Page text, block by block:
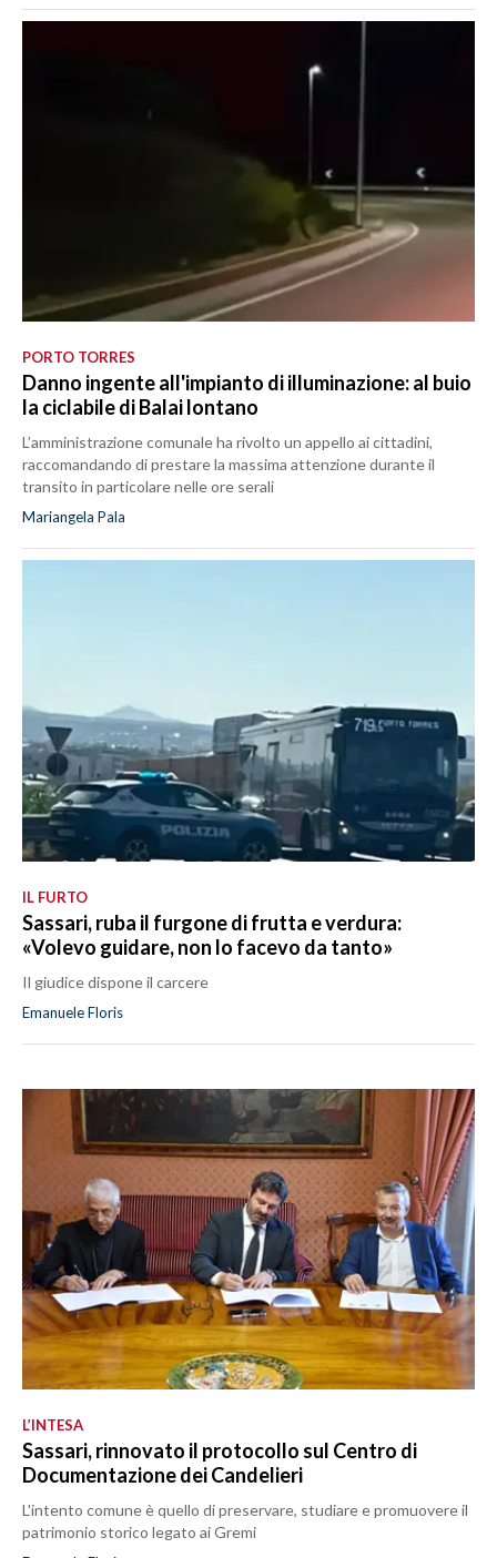
PORTO TORRES
Danno ingente all'impianto di illuminazione: al buio
la ciclabile di Balai lontano
L’amministrazione comunale ha rivolto un appello ai cittadini,
raccomandando di prestare la massima attenzione durante il
transito in particolare nelle ore serali
Mariangela Pala
IL FURTO
Sassari, ruba il furgone di frutta e verdura:
«Volevo guidare, non lo facevo da tanto»
Il giudice dispone il carcere
Emanuele Floris
L’INTESA
Sassari, rinnovato il protocollo sul Centro di
Documentazione dei Candelieri
L'intento comune è quello di preservare, studiare e promuovere il
patrimonio storico legato ai Gremi